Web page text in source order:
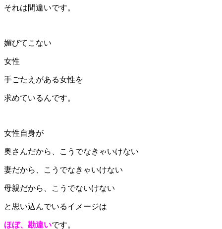
それは間違いです。
媚びてこない
女性
手ごたえがある女性を
求めているんです。
女性自身が
奥さんだから、こうでなきゃいけない
妻だから、こうでなきゃいけない
母親だから、こうでないけない
と思い込んでいるイメージは
ほぼ、勘違いです。